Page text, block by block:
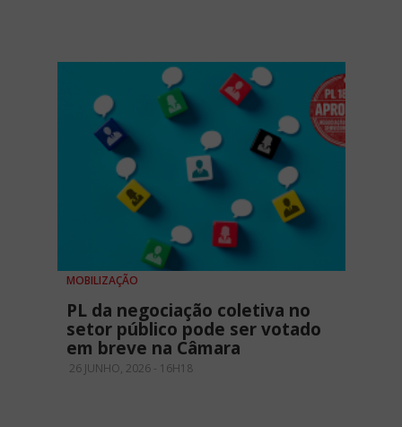
MOBILIZAÇÃO
PL da negociação coletiva no
setor público pode ser votado
em breve na Câmara
26 JUNHO, 2026 - 16H18